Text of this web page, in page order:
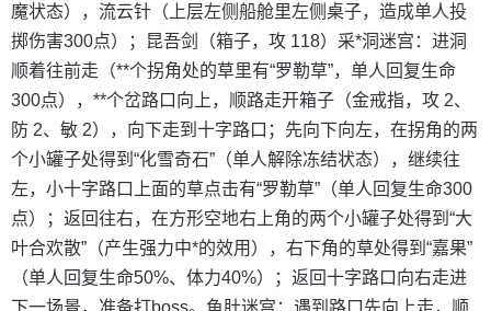
魔状态），流云针（上层左侧船舱里左侧桌子，造成单人投
掷伤害300点）；昆吾剑（箱子，攻 118）采*洞迷宫：进洞
顺着往前走（**个拐角处的草里有“罗勒草”，单人回复生命
300点），**个岔路口向上，顺路走开箱子（金戒指，攻 2、
防 2、敏 2），向下走到十字路口；先向下向左，在拐角的两
个小罐子处得到“化雪奇石”（单人解除冻结状态），继续往
左，小十字路口上面的草点击有“罗勒草”（单人回复生命300
点）；返回往右，在方形空地右上角的两个小罐子处得到“大
叶合欢散”（产生强力中*的效用），右下角的草处得到“嘉果”
（单人回复生命50%、体力40%）；返回十字路口向右走进
下一场景，准备打boss。鱼肚迷宫：遇到路口先向上走，顺